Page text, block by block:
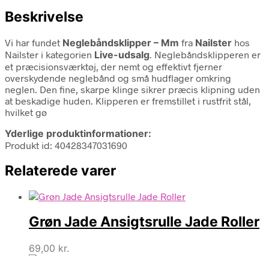
Beskrivelse
Vi har fundet Neglebåndsklipper – Mm fra Nailster hos
Nailster i kategorien Live-udsalg. Neglebåndsklipperen er
et præcisionsværktøj, der nemt og effektivt fjerner
overskydende neglebånd og små hudflager omkring
neglen. Den fine, skarpe klinge sikrer præcis klipning uden
at beskadige huden. Klipperen er fremstillet i rustfrit stål,
hvilket gø
Yderlige produktinformationer:
Produkt id: 40428347031690
Relaterede varer
Grøn Jade Ansigtsrulle Jade Roller
69,00 kr.